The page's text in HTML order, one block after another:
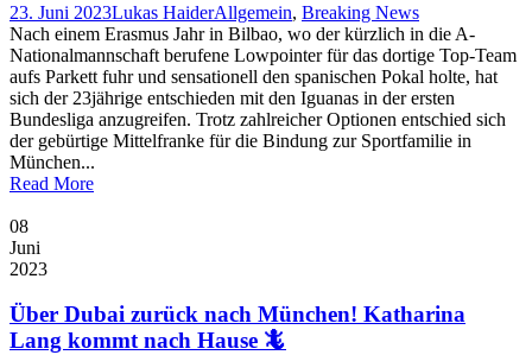
23. Juni 2023Lukas HaiderAllgemein, Breaking News
Nach einem Erasmus Jahr in Bilbao, wo der kürzlich in die A-
Nationalmannschaft berufene Lowpointer für das dortige Top-Team
aufs Parkett fuhr und sensationell den spanischen Pokal holte, hat
sich der 23jährige entschieden mit den Iguanas in der ersten
Bundesliga anzugreifen. Trotz zahlreicher Optionen entschied sich
der gebürtige Mittelfranke für die Bindung zur Sportfamilie in
München...
Read More
08
Juni
2023
Über Dubai zurück nach München! Katharina
Lang kommt nach Hause 🦎